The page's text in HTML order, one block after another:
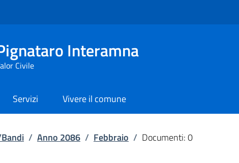
Interamna
Civile
Servizi Vivere il comune
/ Anno 2086 / Febbraio / Documenti: 0